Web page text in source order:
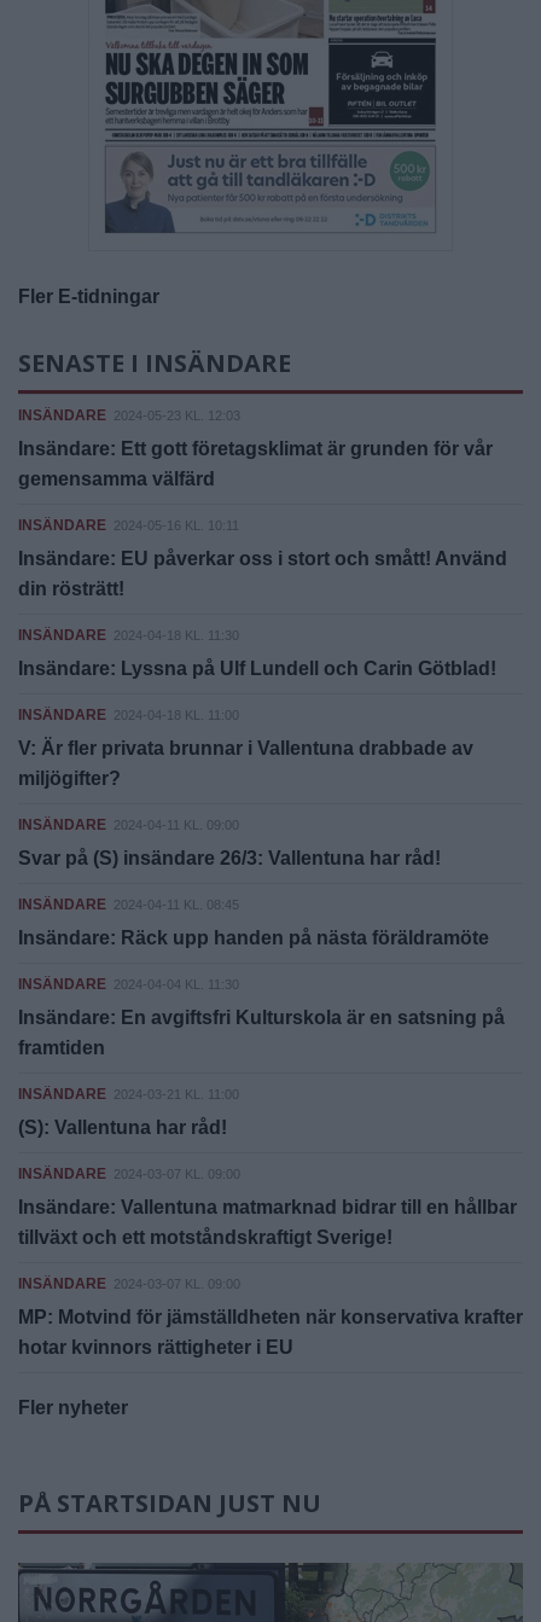
Fler E-tidningar
SENASTE I INSÄNDARE
INSÄNDARE 2024-05-23 KL. 12:03
Insändare: Ett gott företagsklimat är grunden för vår
gemensamma välfärd
INSÄNDARE 2024-05-16 KL. 10:11
Insändare: EU påverkar oss i stort och smått! Använd
din rösträtt!
INSÄNDARE 2024-04-18 KL. 11:30
Insändare: Lyssna på Ulf Lundell och Carin Götblad!
INSÄNDARE 2024-04-18 KL. 11:00
V: Är fler privata brunnar i Vallentuna drabbade av
miljögifter?
INSÄNDARE 2024-04-11 KL. 09:00
Svar på (S) insändare 26/3: Vallentuna har råd!
INSÄNDARE 2024-04-11 KL. 08:45
Insändare: Räck upp handen på nästa föräldramöte
INSÄNDARE 2024-04-04 KL. 11:30
Insändare: En avgiftsfri Kulturskola är en satsning på
framtiden
INSÄNDARE 2024-03-21 KL. 11:00
(S): Vallentuna har råd!
INSÄNDARE 2024-03-07 KL. 09:00
Insändare: Vallentuna matmarknad bidrar till en hållbar
tillväxt och ett motståndskraftigt Sverige!
INSÄNDARE 2024-03-07 KL. 09:00
MP: Motvind för jämställdheten när konservativa krafter
hotar kvinnors rättigheter i EU
Fler nyheter
PÅ STARTSIDAN JUST NU